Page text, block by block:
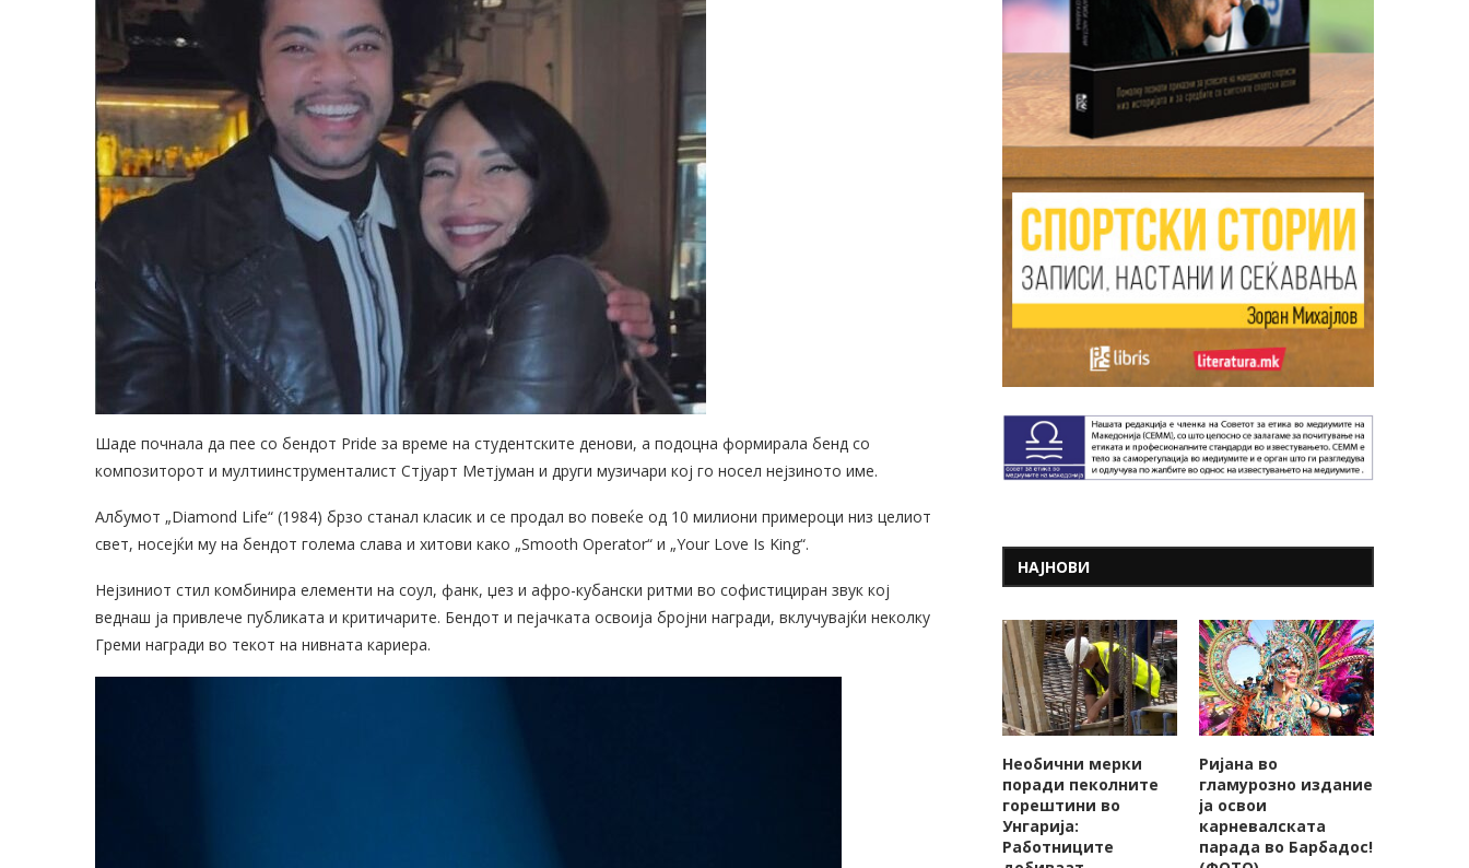
Шаде почнала да пее со бендот Pride за време на студентските денови, а подоцна формирала бенд со
композиторот и мултиинструменталист Стјуарт Метјуман и други музичари кој го носел нејзиното име.
Албумот „Diamond Life“ (1984) брзо станал класик и се продал во повеќе од 10 милиони примероци низ целиот
свет, носејќи му на бендот голема слава и хитови како „Smooth Operator“ и „Your Love Is King“.
Нејзиниот стил комбинира елементи на соул, фанк, џез и афро-кубански ритми во софистициран звук кој
веднаш ја привлече публиката и критичарите. Бендот и пејачката освоија бројни награди, вклучувајќи неколку
Греми награди во текот на нивната кариера.
НАЈНОВИ
Необични мерки
поради пеколните
горештини во
Унгарија:
Работниците
Ријана во
гламурозно издание
ја освои
карневалската
парада во Барбадос!